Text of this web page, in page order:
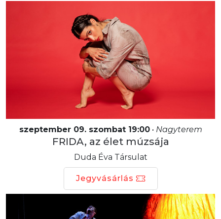
szeptember 09. szombat 19:00• Nagyterem
FRIDA, az élet múzsája
Duda Éva Társulat
Jegyvásárlás